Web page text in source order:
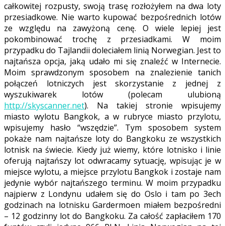
całkowitej rozpusty, swoją trasę rozłożyłem na dwa loty
przesiadkowe. Nie warto kupować bezpośrednich lotów
ze względu na zawyżoną cenę. O wiele lepiej jest
pokombinować trochę z przesiadkami. W moim
przypadku do Tajlandii doleciałem linią Norwegian. Jest to
najtańsza opcja, jaką udało mi się znaleźć w Internecie.
Moim sprawdzonym sposobem na znalezienie tanich
połączeń lotniczych jest skorzystanie z jednej z
wyszukiwarek lotów (polecam ulubioną
http://skyscanner.net). Na takiej stronie wpisujemy
miasto wylotu Bangkok, a w rubryce miasto przylotu,
wpisujemy hasło “wszędzie”. Tym sposobem system
pokaże nam najtańsze loty do Bangkoku ze wszystkich
lotnisk na świecie. Kiedy już wiemy, które lotnisko i linie
oferują najtańszy lot odwracamy sytuację, wpisując je w
miejsce wylotu, a miejsce przylotu Bangkok i zostaje nam
jedynie wybór najtańszego terminu. W moim przypadku
najpierw z Londynu udałem się do Oslo i tam po 3ech
godzinach na lotnisku Gardermoen miałem bezpośredni
– 12 godzinny lot do Bangkoku. Za całość zapłaciłem 170